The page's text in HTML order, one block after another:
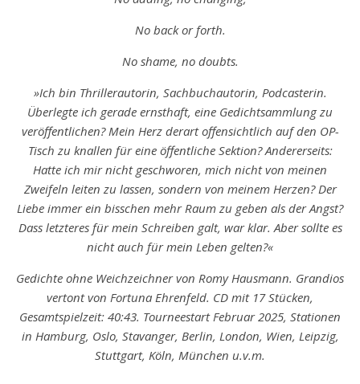
No back or forth.
No shame, no doubts.
»Ich bin Thrillerautorin, Sachbuchautorin, Podcasterin.
Überlegte ich gerade ernsthaft, eine Gedichtsammlung zu
veröffentlichen? Mein Herz derart offensichtlich auf den OP-
Tisch zu knallen für eine öffentliche Sektion? Andererseits:
Hatte ich mir nicht geschworen, mich nicht von meinen
Zweifeln leiten zu lassen, sondern von meinem Herzen? Der
Liebe immer ein bisschen mehr Raum zu geben als der Angst?
Dass letzteres für mein Schreiben galt, war klar. Aber sollte es
nicht auch für mein Leben gelten?«
Gedichte ohne Weichzeichner von Romy Hausmann. Grandios
vertont von Fortuna Ehrenfeld. CD mit 17 Stücken,
Gesamtspielzeit: 40:43. Tourneestart Februar 2025, Stationen
in Hamburg, Oslo, Stavanger, Berlin, London, Wien, Leipzig,
Stuttgart, Köln, München u.v.m.